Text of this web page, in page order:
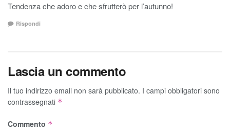
Tendenza che adoro e che sfrutterò per l’autunno!
Rispondi
Lascia un commento
Il tuo indirizzo email non sarà pubblicato. I campi obbligatori sono
contrassegnati *
Commento *